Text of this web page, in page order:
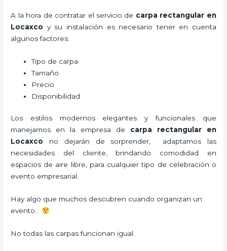
A la hora de contratar el servicio de carpa rectangular en
Locaxco y su instalación es necesario tener en cuenta
algunos factores:
Tipo de carpa
Tamaño
Precio
Disponibilidad
Los estilos modernos elegantes y funcionales que
manejamos en la empresa de carpa rectangularen
Locaxco no dejarán de sorprender, adaptamos las
necesidades del cliente, brindando comodidad en
espacios de aire libre, para cualquier tipo de celebración o
evento empresarial.
Hay algo que muchos descubren cuando organizan un
evento…
No todas las carpas funcionan igual.